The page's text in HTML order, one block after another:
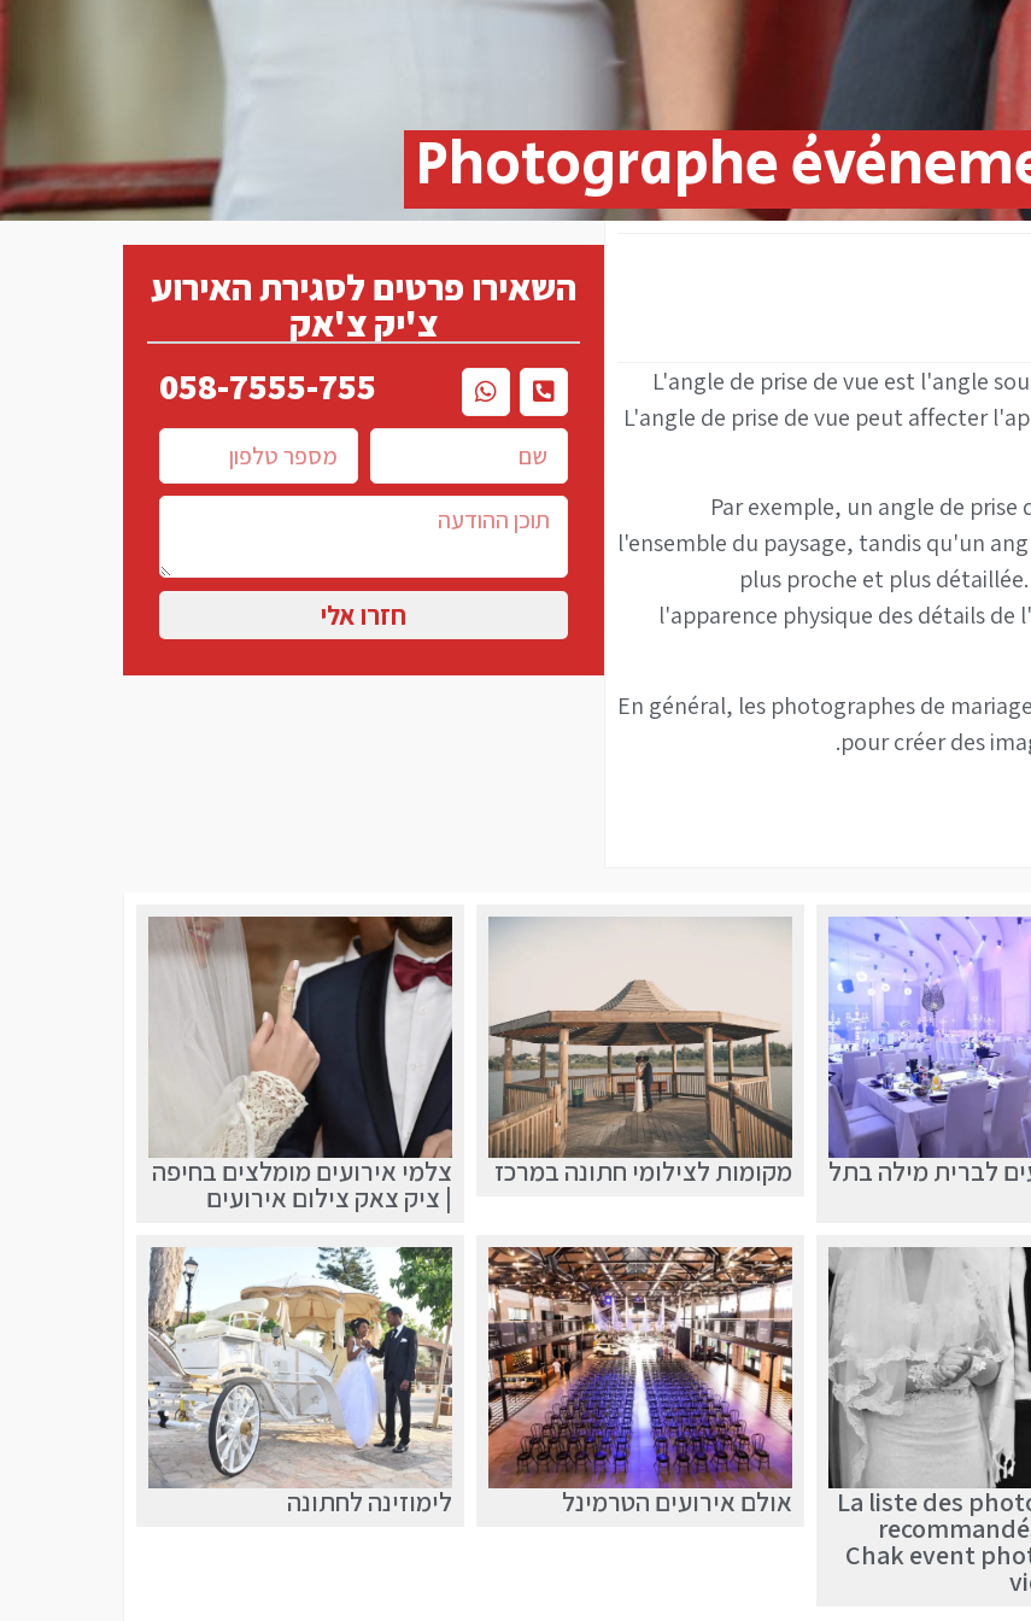
Photographe
L'angle de prise de vue est l'angle
L'angle de prise de vue peut affecter
Par exemple, un angle de
l'ensemble du paysage, tandis qu'un
plus proche et plus
l'apparence physique des détails
En général, les photographes de
pour créer des
השאירו פרטים לסגירת האירוע
צ'יק צ'אק
058-7555-755
חזרו אלי
לברית מילה בתל מקומות לצילומי חתונה במרכז צלמי אירועים מומלצים בחיפה
| ציק צאק צילום אירועים
La liste des
Chak event
אולם אירועים הטרמינל לימוזינה לחתונה